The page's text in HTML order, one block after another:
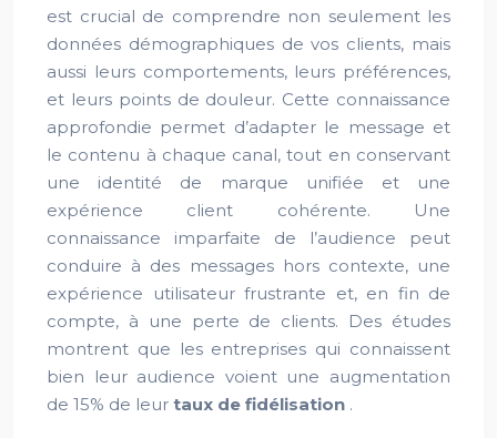
est crucial de comprendre non seulement les
données démographiques de vos clients, mais
aussi leurs comportements, leurs préférences,
et leurs points de douleur. Cette connaissance
approfondie permet d’adapter le message et
le contenu à chaque canal, tout en conservant
une identité de marque unifiée et une
expérience client cohérente. Une
connaissance imparfaite de l’audience peut
conduire à des messages hors contexte, une
expérience utilisateur frustrante et, en fin de
compte, à une perte de clients. Des études
montrent que les entreprises qui connaissent
bien leur audience voient une augmentation
de 15% de leur taux de fidélisation .